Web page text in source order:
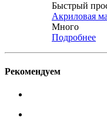
Быстрый
Акриловая
Много
Подробнее
Рекомендуем